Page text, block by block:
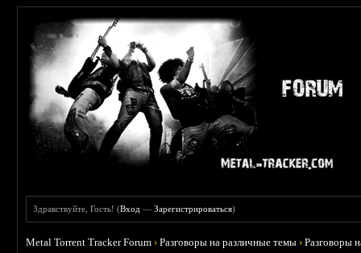
Здравствуйте, Гость! (Вход —Зарегистрироваться)
Metal Torrent Tracker Forum ›Разговоры на различные темы ›Разговоры